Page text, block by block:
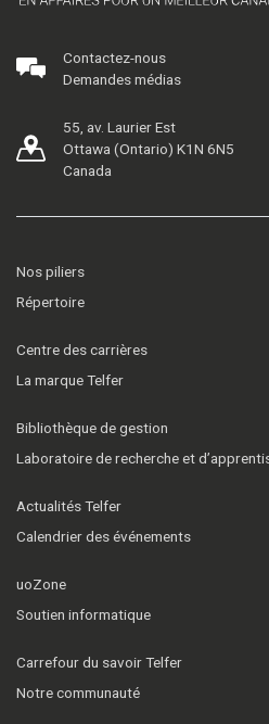
Contactez-nous
Demandes médias
55, av. Laurier Est
Ottawa (Ontario) K1N 6N5
Canada
Nos piliers
Répertoire
Centre des carrières
La marque Telfer
Bibliothèque de gestion
Laboratoire de recherche et
Actualités Telfer
Calendrier des événements
uoZone
Soutien informatique
Carrefour du savoir Telfer
Notre communauté